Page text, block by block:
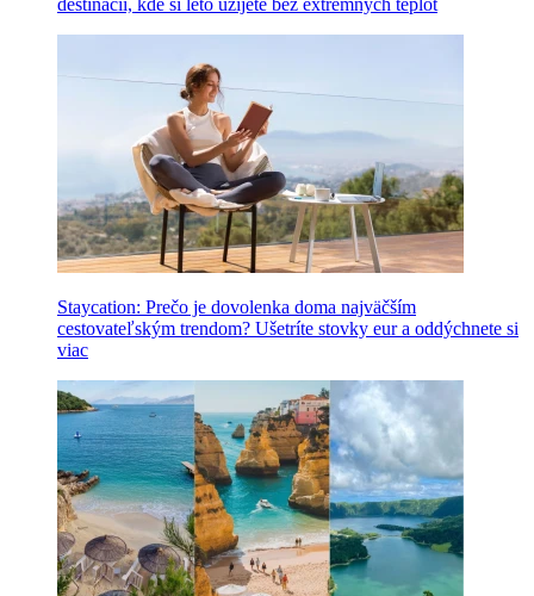
destinácií, kde si leto užijete bez extrémnych teplôt
Staycation: Prečo je dovolenka doma najväčším
cestovateľským trendom? Ušetríte stovky eur a oddýchnete si
viac